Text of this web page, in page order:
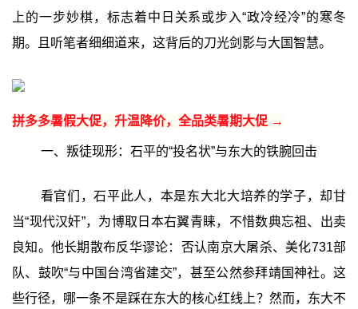
上的一步妙棋，标志着中日关系或步入“政冷经冷”的寒冬
期。且听笔者细细道来，这背后的刀光剑影与大国智慧。
拼多多暑假大促，升温降价，全品类暑期大促 →
一、叛徒现形：石平的“投名状”与东大的铁腕回击
看官们，石平此人，本是东大北大培养的学子，却甘
当“现代汉奸”，为博取日本右翼青睐，不惜数典忘祖、出卖
良知。他长期散布反华谬论：否认南京大屠杀、美化731部
队、鼓吹“与中国台湾省建交”，甚至公然参拜靖国神社。这
些行径，哪一条不是踩在东大的核心红线上？然而，东大不